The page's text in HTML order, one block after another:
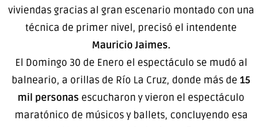
viviendas gracias al gran escenario montado con una
técnica de primer nivel, precisó el intendente
Mauricio Jaimes.
El Domingo 30 de Enero el espectáculo se mudó al
balneario, a orillas de Río La Cruz, donde más de 15
mil personas escucharon y vieron el espectáculo
maratónico de músicos y ballets, concluyendo esa